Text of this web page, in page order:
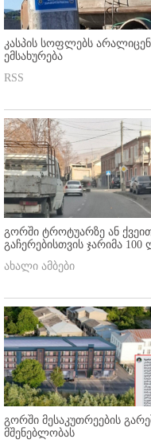
კასპის სოფლებს
ემსახურება
RSS
გორში ტროტუარზე ან
გაჩერებისთვის ჯარიმა 100
ახალი ამბები
გორში მესაკუთრეების
მშენებლობას